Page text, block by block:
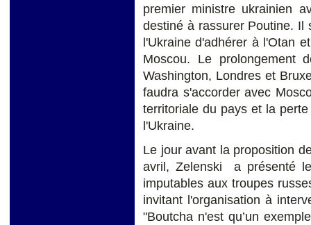
premier ministre ukrainien
destiné à rassurer Poutine. Il
l'Ukraine d'adhérer à l'Otan
Moscou. Le prolongement
Washington, Londres et
faudra s'accorder avec
territoriale du pays et la
l'Ukraine.
Le jour avant la proposition
avril, Zelenski a présenté
imputables aux troupes
invitant l'organisation à
"Boutcha n'est qu’un